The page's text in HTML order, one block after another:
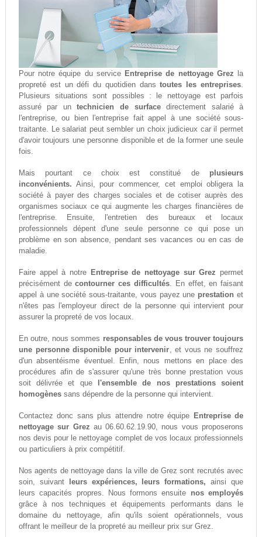
Pour notre équipe du service Entreprise de nettoyage Grez la
propreté est un défi du quotidien danstoutes les entreprises.
Plusieurs situations sont possibles : le nettoyage est parfois
assuré par untechnicien de surfacedirectement salarié à
l'entreprise, ou bien l'entreprise fait appel à une société sous-
traitante. Le salariat peut sembler un choix judicieux car il permet
d'avoir toujours une personne disponible et de la former une seule
fois.
Mais pourtant ce choix est constitué de plusieurs
inconvénients. Ainsi, pour commencer, cet emploi obligera la
société à payer des charges sociales et de cotiser auprès des
organismes sociaux ce qui augmente les charges financières de
l'entreprise. Ensuite, l'entretien des bureaux et locaux
professionnels dépent d'une seule personne ce qui pose un
problème en son absence, pendant ses vacances ou en cas de
maladie.
Faire appel à notre Entreprise de nettoyage sur Grez permet
précisément decontourner ces difficultés. En effet, en faisant
appel à une société sous-traitante, vous payez une prestation et
n'êtes pas l'employeur direct de la personne qui intervient pour
assurer la propreté de vos locaux.
En outre, nous sommes responsables de vous trouver toujours
une personne disponible pour intervenir, et vous ne souffrez
d'un absentéisme éventuel. Enfin, nous mettons en place des
procédures afin de s'assurer qu'une très bonne prestation vous
soit délivrée et que
l'ensemble de nos prestations soient
homogènessans dépendre de la personne qui intervient.
Contactez donc sans plus attendre notre équipe Entreprise de
nettoyage sur Grez au 06.60.62.19.90, nous vous proposerons
nos devis pour le nettoyage complet de vos locaux professionnels
ou particuliers à prix compétitif.
Nos agents de nettoyage dans la ville de Grez sont recrutés avec
soin, suivant
leurs expériences, leurs formations, ainsi que
leurs capacités propres. Nous formons ensuite nos employés
grâce à nos techniques et équipements performants dans le
domaine du nettoyage, afin qu'ils soient opérationnels, vous
offrant le meilleur de la propreté au meilleur prix sur Grez.